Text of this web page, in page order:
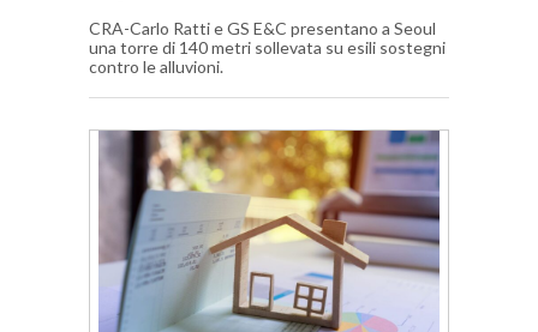
CRA-Carlo Ratti e GS E&C presentano a Seoul
una torre di 140 metri sollevata su esili sostegni
contro le alluvioni.